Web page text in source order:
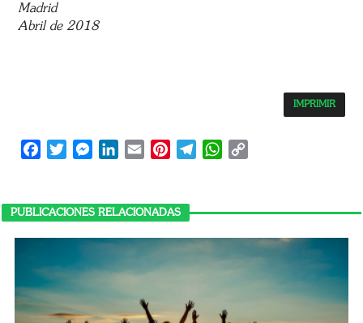
Madrid
Abril de 2018
IMPRIMIR
FacebookTwitterMessengerLinkedIn
Email PinterestTelegramWhatsApp
PUBLICACIONES RELACIONADAS